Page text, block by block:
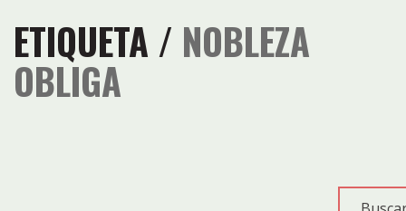
ETIQUETA / NOBLEZA
OBLIGA